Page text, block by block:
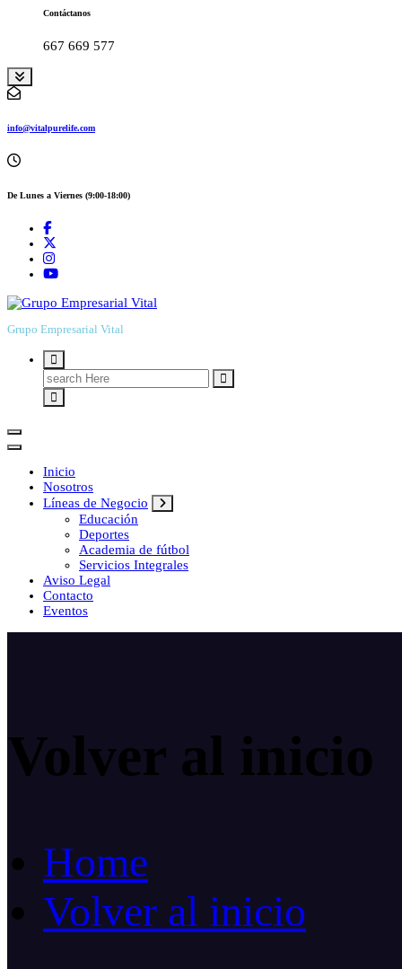
Contáctanos
667 669 577
info@vitalpurelife.com
De Lunes a Viernes (9:00-18:00)
Grupo Empresarial Vital
Search
for:
Inicio
Nosotros
Líneas de Negocio
Educación
Deportes
Academia de fútbol
Servicios Integrales
Aviso Legal
Contacto
Eventos
Volver al inicio
Home
Volver al inicio